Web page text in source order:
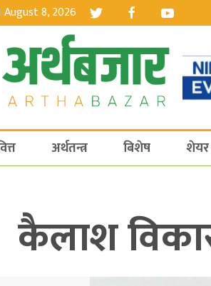
August 8, 2026
अर्थतन्त्र बिशेष शेयर
कैलाश